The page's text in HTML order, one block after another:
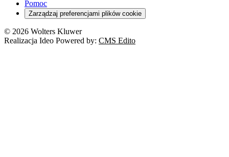
Pomoc
Zarządzaj preferencjami plików cookie
© 2026 Wolters Kluwer
Realizacja Ideo Powered by: CMS Edito